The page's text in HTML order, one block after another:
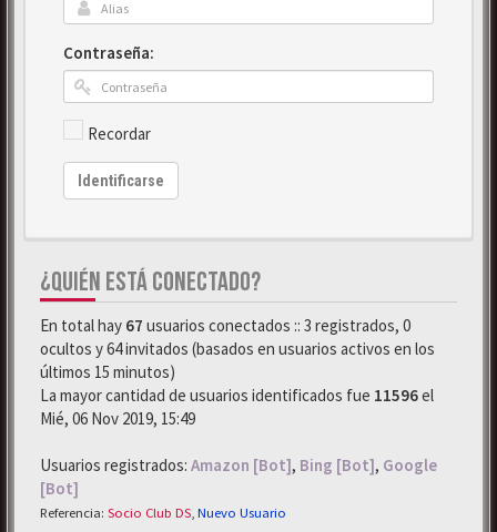
Contraseña:
Recordar
Identificarse
¿QUIÉN ESTÁ CONECTADO?
En total hay 67 usuarios conectados :: 3 registrados, 0
ocultos y 64 invitados (basados en usuarios activos en los
últimos 15 minutos)
La mayor cantidad de usuarios identificados fue 11596el
Mié, 06 Nov 2019, 15:49
Usuarios registrados: Amazon [Bot], Bing [Bot], Google
[Bot]
Referencia: Socio Club DS Nuevo Usuario